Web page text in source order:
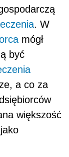
. W
mógł
być
a co za
większość